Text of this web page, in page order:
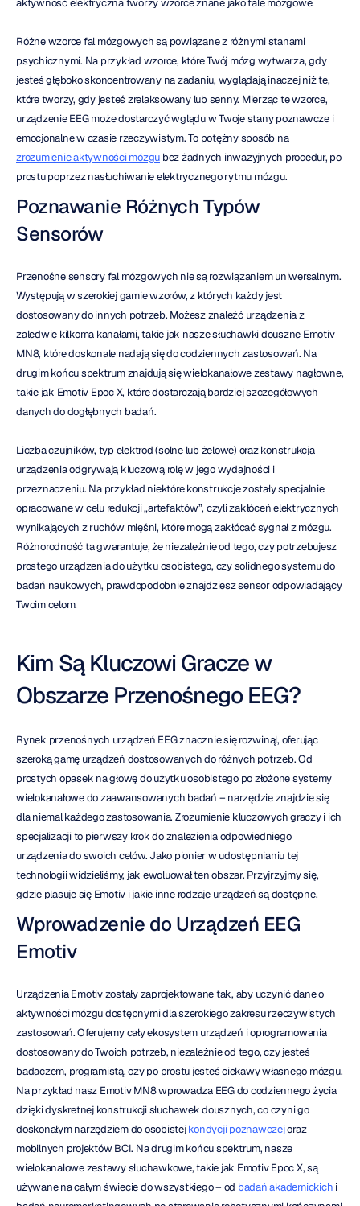
aktywność elektryczna tworzy wzorce znane jako fale mózgowe.
Różne wzorce fal mózgowych są powiązane z różnymi stanami
psychicznymi. Na przykład wzorce, które Twój mózg wytwarza, gdy
jesteś głęboko skoncentrowany na zadaniu, wyglądają inaczej niż te,
które tworzy, gdy jesteś zrelaksowany lub senny. Mierząc te wzorce,
urządzenie EEG może dostarczyć wglądu w Twoje stany poznawcze i
emocjonalne w czasie rzeczywistym. To potężny sposób na
zrozumienie aktywności mózgu bez żadnych inwazyjnych procedur, po
prostu poprzez nasłuchiwanie elektrycznego rytmu mózgu.
Poznawanie Różnych Typów
Sensorów
Przenośne sensory fal mózgowych nie są rozwiązaniem uniwersalnym.
Występują w szerokiej gamie wzorów, z których każdy jest
dostosowany do innych potrzeb. Możesz znaleźć urządzenia z
zaledwie kilkoma kanałami, takie jak nasze słuchawki douszne Emotiv
MN8, które doskonale nadają się do codziennych zastosowań. Na
drugim końcu spektrum znajdują się wielokanałowe zestawy nagłowne,
takie jak Emotiv Epoc X, które dostarczają bardziej szczegółowych
danych do dogłębnych badań.
Liczba czujników, typ elektrod (solne lub żelowe) oraz konstrukcja
urządzenia odgrywają kluczową rolę w jego wydajności i
przeznaczeniu. Na przykład niektóre konstrukcje zostały specjalnie
opracowane w celu redukcji „artefaktów”, czyli zakłóceń elektrycznych
wynikających z ruchów mięśni, które mogą zakłócać sygnał z mózgu.
Różnorodność ta gwarantuje, że niezależnie od tego, czy potrzebujesz
prostego urządzenia do użytku osobistego, czy solidnego systemu do
badań naukowych, prawdopodobnie znajdziesz sensor odpowiadający
Twoim celom.
Kim Są Kluczowi Gracze w
Obszarze Przenośnego EEG?
Rynek przenośnych urządzeń EEG znacznie się rozwinął, oferując
szeroką gamę urządzeń dostosowanych do różnych potrzeb. Od
prostych opasek na głowę do użytku osobistego po złożone systemy
wielokanałowe do zaawansowanych badań – narzędzie znajdzie się
dla niemal każdego zastosowania. Zrozumienie kluczowych graczy i ich
specjalizacji to pierwszy krok do znalezienia odpowiedniego
urządzenia do swoich celów. Jako pionier w udostępnianiu tej
technologii widzieliśmy, jak ewoluował ten obszar. Przyjrzyjmy się,
gdzie plasuje się Emotiv i jakie inne rodzaje urządzeń są dostępne.
Wprowadzenie do Urządzeń EEG
Emotiv
Urządzenia Emotiv zostały zaprojektowane tak, aby uczynić dane o
aktywności mózgu dostępnymi dla szerokiego zakresu rzeczywistych
zastosowań. Oferujemy cały ekosystem urządzeń i oprogramowania
dostosowany do Twoich potrzeb, niezależnie od tego, czy jesteś
badaczem, programistą, czy po prostu jesteś ciekawy własnego mózgu.
Na przykład nasz Emotiv MN8 wprowadza EEG do codziennego życia
dzięki dyskretnej konstrukcji słuchawek dousznych, co czyni go
doskonałym narzędziem do osobistej kondycji poznawczej oraz
mobilnych projektów BCI. Na drugim końcu spektrum, nasze
wielokanałowe zestawy słuchawkowe, takie jak Emotiv Epoc X, są
używane na całym świecie do wszystkiego – od badań akademickich i